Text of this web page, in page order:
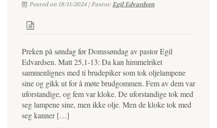
Posted on 18/11/2024 | Pastor:Egil Edvardsen
Preken på søndag før Domssøndag av pastor Egil
Edvardsen. Matt 25,1-13: Da kan himmelriket
sammenlignes med ti brudepiker som tok oljelampene
sine og gikk ut for å møte brudgommen. Fem av dem var
uforstandige, og fem var kloke. De uforstandige tok med
seg lampene sine, men ikke olje. Men de kloke tok med
seg kanner […]